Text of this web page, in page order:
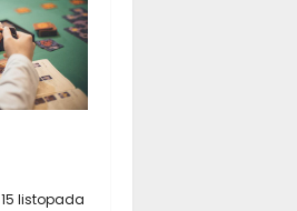
15 listopada